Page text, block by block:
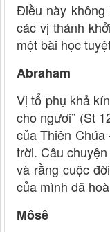
Điều này không
các vị thánh
một bài học
Abraham
Vị tổ phụ khả
cho ngươi” (St
của Thiên
trời. Câu
và rằng cuộc
của mình đã
Môsê